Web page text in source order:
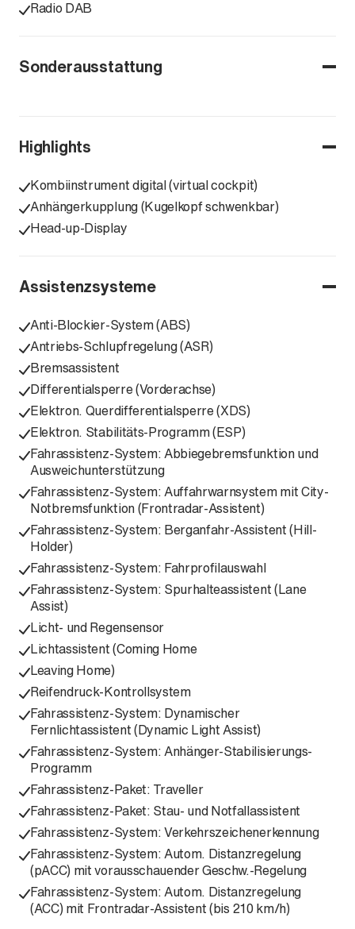
Radio DAB
Sonderausstattung
Highlights
Kombiinstrument digital (virtual cockpit)
Anhängerkupplung (Kugelkopf schwenkbar)
Head-up-Display
Assistenzsysteme
Anti-Blockier-System (ABS)
Antriebs-Schlupfregelung (ASR)
Bremsassistent
Differentialsperre (Vorderachse)
Elektron. Querdifferentialsperre (XDS)
Elektron. Stabilitäts-Programm (ESP)
Fahrassistenz-System: Abbiegebremsfunktion und
Ausweichunterstützung
Fahrassistenz-System: Auffahrwarnsystem mit City-
Notbremsfunktion (Frontradar-Assistent)
Fahrassistenz-System: Berganfahr-Assistent (Hill-
Holder)
Fahrassistenz-System: Fahrprofilauswahl
Fahrassistenz-System: Spurhalteassistent (Lane
Assist)
Licht- und Regensensor
Lichtassistent (Coming Home
Leaving Home)
Reifendruck-Kontrollsystem
Fahrassistenz-System: Dynamischer
Fernlichtassistent (Dynamic Light Assist)
Fahrassistenz-System: Anhänger-Stabilisierungs-
Programm
Fahrassistenz-Paket: Traveller
Fahrassistenz-Paket: Stau- und Notfallassistent
Fahrassistenz-System: Verkehrszeichenerkennung
Fahrassistenz-System: Autom. Distanzregelung
(pACC) mit vorausschauender Geschw.-Regelung
Fahrassistenz-System: Autom. Distanzregelung
(ACC) mit Frontradar-Assistent (bis 210 km/h)